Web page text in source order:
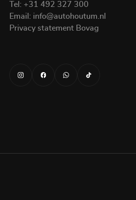
Tel: +31 492 327 300
Email: info@autohoutum.nl
Privacy statement Bovag